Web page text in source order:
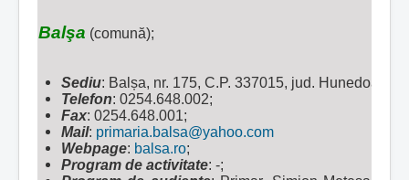
Balşa (comună);
Sediu: Balșa, nr. 175, C.P. 337015, jud. Hunedoara,
Telefon: 0254.648.002;
Fax: 0254.648.001;
Mail: primaria.balsa@yahoo.com
Webpage: balsa.ro;
Program de activitate: -;